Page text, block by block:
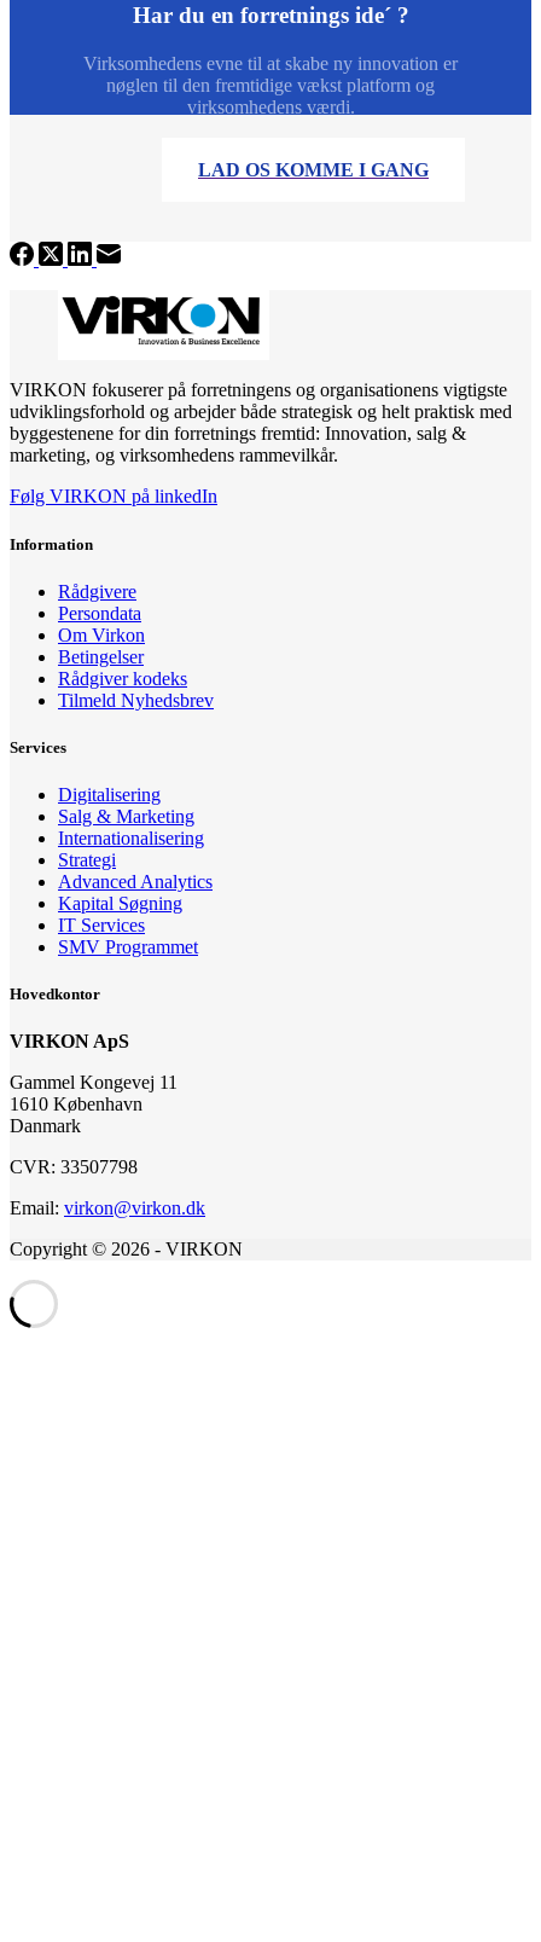
Har du en forretnings ide´ ?
Virksomhedens evne til at skabe ny innovation er
nøglen til den fremtidige vækst platform og
virksomhedens værdi.
LAD OS KOMME I GANG
VIRKON fokuserer på forretningens og organisationens vigtigste
udviklingsforhold og arbejder både strategisk og helt praktisk med
byggestenene for din forretnings fremtid: Innovation, salg &
marketing, og virksomhedens rammevilkår.
Følg VIRKON på linkedIn
Information
Rådgivere
Persondata
Om Virkon
Betingelser
Rådgiver kodeks
Tilmeld Nyhedsbrev
Services
Digitalisering
Salg & Marketing
Internationalisering
Strategi
Advanced Analytics
Kapital Søgning
IT Services
SMV Programmet
Hovedkontor
VIRKON ApS
Gammel Kongevej 11
1610 København
Danmark
CVR: 33507798
Email: virkon@virkon.dk
Copyright © 2026 - VIRKON